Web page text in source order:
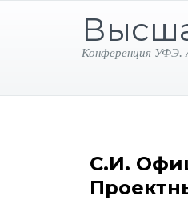
Конференция УФЭ.
С.И.